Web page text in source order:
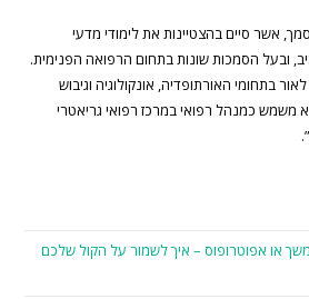
אשר סיים בהצטיינות את לימודי מדעי
ובעל הסמכות שונות בתחום הרפואה הפנימית.
בתחומי האורתופדיה, אונקולוגיה וגיבוש
משמש כמנהל רפואי במרכז רפואי גריאטרי
או אפוטרופוס – איך לשמור על הקול שלכם